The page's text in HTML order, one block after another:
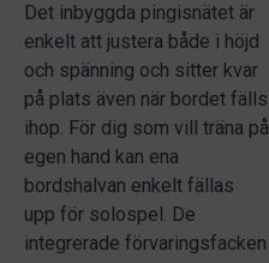
Det inbyggda pingisnätet är
enkelt att justera både i höjd
och spänning och sitter kvar
på plats även när bordet fälls
ihop. För dig som vill träna på
egen hand kan ena
bordshalvan enkelt fällas
upp för solospel. De
integrerade förvaringsfacken